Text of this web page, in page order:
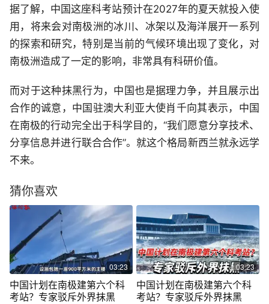
据了解，中国这座科考站预计在2027年的夏天就投入使
用，将来会对南极洲的冰川、冰架以及海洋展开一系列
的探索和研究，特别是当前的气候环境出现了变化，对
南极洲造成了一定的影响，非常具有科研价值。
而对于这种抹黑行为，中国也是据理力争，并且展示出
合作的诚意，中国驻澳大利亚大使肖千向其表示，中国
在南极的行动完全出于科学目的，“我们愿意分享技术、
分享信息并进行联合合作”。就这个格局新西兰就永远学
不来。
猜你喜欢
03:23
中国计划在南极建第六个科
考站？专家驳斥外界抹黑
03:23
中国计划在南极建第六个科
考站？专家驳斥外界抹黑